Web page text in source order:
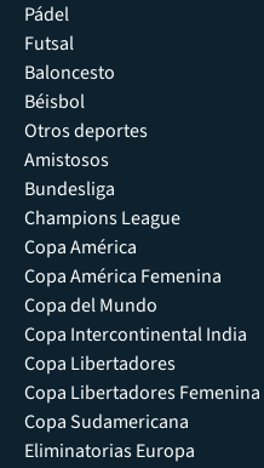
Pádel
Futsal
Baloncesto
Béisbol
Otros deportes
Amistosos
Bundesliga
Champions League
Copa América
Copa América Femenina
Copa del Mundo
Copa Intercontinental India
Copa Libertadores
Copa Libertadores Femenina
Copa Sudamericana
Eliminatorias Europa